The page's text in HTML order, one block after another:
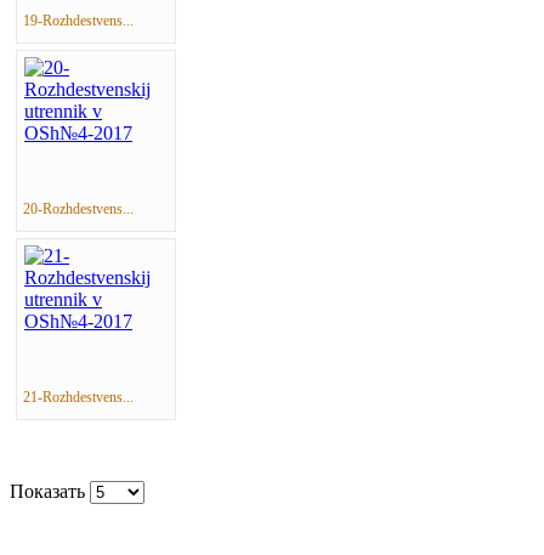
19-Rozhdestvens...
20-Rozhdestvens...
21-Rozhdestvens...
Показать